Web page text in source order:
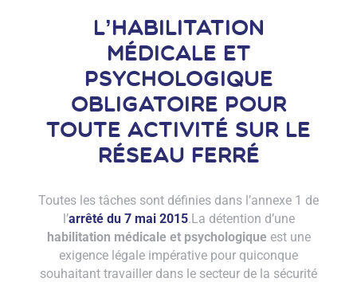
L’habilitation
médicale et
psychologique
obligatoire pour
toute activité sur le
réseau ferré
Toutes les tâches sont définies dans l’annexe 1 de
l’arrêté du 7 mai 2015.La détention d’une
habilitation médicale et psychologique est une
exigence légale impérative pour quiconque
souhaitant travailler dans le secteur de la sécurité